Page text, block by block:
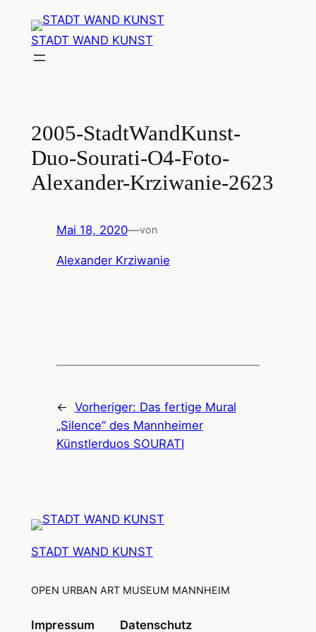
Inhalt
springen
STADT WAND KUNST
2005-StadtWandKunst-
Duo-Sourati-O4-Foto-
Alexander-Krziwanie-2623
Mai 18, 2020—von
Alexander Krziwanie
← Vorheriger: Das fertige Mural
„Silence“ des Mannheimer
Künstlerduos SOURATI
STADT WAND KUNST
OPEN URBAN ART MUSEUM MANNHEIM
Impressum Datenschutz